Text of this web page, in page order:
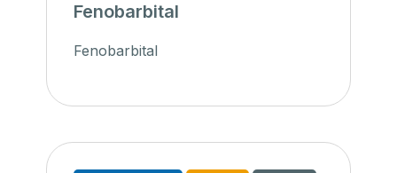
Fenobarbital
Fenobarbital